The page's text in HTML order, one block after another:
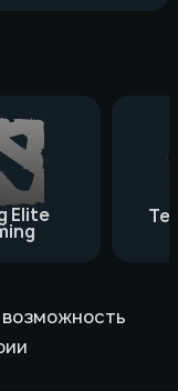
Elite